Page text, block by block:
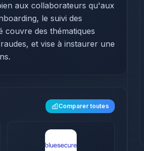
aux collaborateurs qu'aux
le suivi des
couvre des thématiques
et vise à instaurer une
Comparer toutes